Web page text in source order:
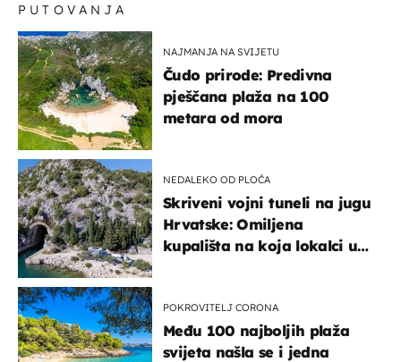
PUTOVANJA
NAJMANJA NA SVIJETU
Čudo prirode: Predivna
pješčana plaža na 100
metara od mora
NEDALEKO OD PLOČA
Skriveni vojni tuneli na jugu
Hrvatske: Omiljena
kupališta na koja lokalci u
POKROVITELJ CORONA
Među 100 najboljih plaža
svijeta našla se i jedna